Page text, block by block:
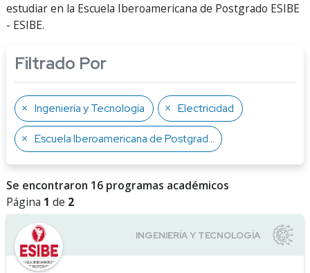
estudiar en la Escuela Iberoamericana de Postgrado ESIBE
- ESIBE.
Filtrado Por
Ingeniería y Tecnología Electricidad
Escuela Iberoamericana de Postgrado ESIBE
Se encontraron 16 programas académicos
Página 1 de 2